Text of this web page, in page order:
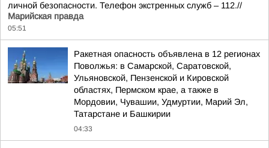
личной безопасности. Телефон экстренных служб – 112.//
Марийская правда
05:51
Ракетная опасность объявлена в 12 регионах
Поволжья: в Самарской, Саратовской,
Ульяновской, Пензенской и Кировской
областях, Пермском крае, а также в
Мордовии, Чувашии, Удмуртии, Марий Эл,
Татарстане и Башкирии
04:33